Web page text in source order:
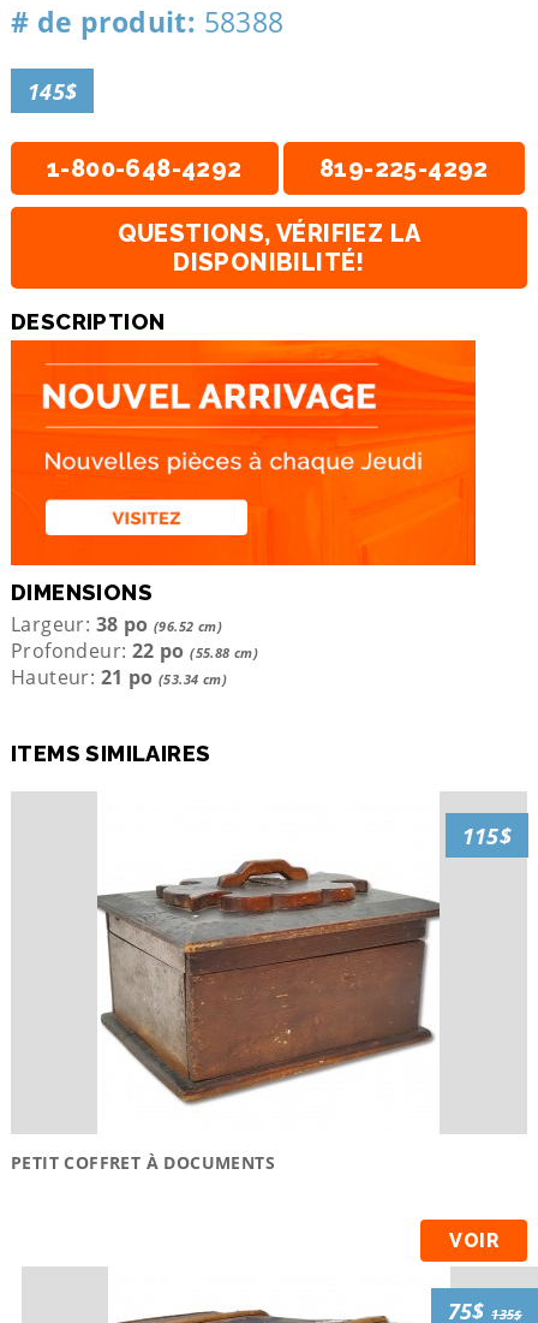
# de produit: 58388
145$
1-800-648-4292 819-225-4292
QUESTIONS, VÉRIFIEZ LA
DISPONIBILITÉ!
DESCRIPTION
DIMENSIONS
Largeur: 38 po (96.52 cm)
Profondeur: 22 po(55.88 cm)
Hauteur: 21 po (53.34 cm)
ITEMS SIMILAIRES
PETIT COFFRET À DOCUMENTS
VOIR
115$
75$135$